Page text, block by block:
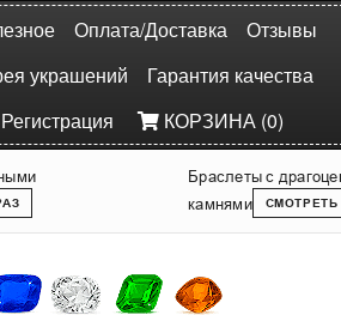
Оплата/Доставка
Отзывы
украшений
Гарантия качества
Регистрация КОРЗИНА (0)
Браслеты с
камнями
СМОТРЕТЬ